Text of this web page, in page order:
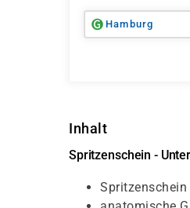
Hamburg
Inhalt
Spritzenschein -